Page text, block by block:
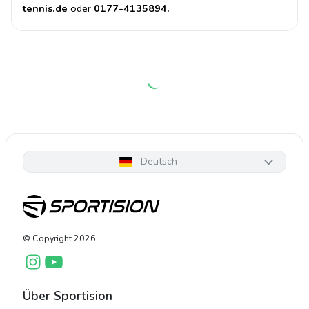
tennis.de oder 0177-4135894.
Deutsch
© Copyright2026
Über Sportision